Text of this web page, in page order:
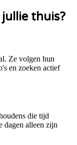
thuis?
Ze volgen hun
en zoeken actief
die tijd
dagen alleen zijn